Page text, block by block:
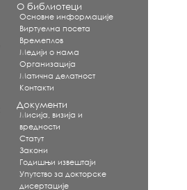
О библиотеци
Основне информације
Виртуелна посета
Времеплов
Медији о нама
Организација
Матична делатност
Контакти
Документи
Мисија, визија и
вредности
Статут
Закони
Годишњи извештаји
Упутство за докторске
дисертације